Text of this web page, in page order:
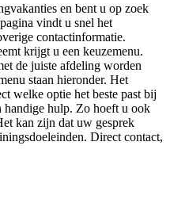
en bent u op zoek
vindt u snel het
contactinformatie.
krijgt u een keuzemenu.
de juiste afdeling worden
staan hieronder. Het
welke optie het beste past bij
handige hulp. Zo hoeft u ook
kan zijn dat uw gesprek
Direct contact,